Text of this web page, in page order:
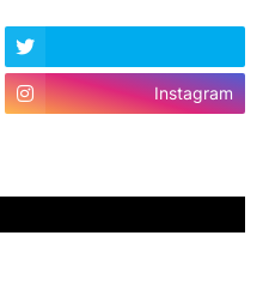
Instagram